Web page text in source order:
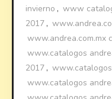
invierno , www
2017 ,
www.andrea.com.mx
www.catalogos
2017 ,
www.catalogos